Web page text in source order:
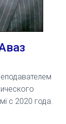
с 2020 года.